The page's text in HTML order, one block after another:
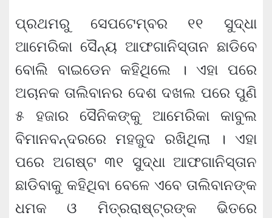
ପ୍ରଥମରୁ ସେପଟେମ୍ବର ୧୧ ସୁଦ୍ଧା
ଆମେରିକା ସୈନ୍ୟ ଆଫଗାନିସ୍ତାନ ଛାଡିବେ
ବୋଲି ବାଇଡେନ କହିଥିଲେ । ଏହା ପରେ
ଅଚାନକ ତାଲିବାନର ଦେଶ ଦଖଲ ପରେ ପୁଣି
୫ ହଜାର ସୈନିକଙ୍କୁ ଆମେରିକା କାବୁଲ
ବିମାନବନ୍ଦରରେ ମହଜୁଦ ରଖିଥିଲା । ଏହା
ପରେ ଅଗଷ୍ଟ ୩୧ ସୁଦ୍ଧା ଆଫଗାନିସ୍ତାନ
ଛାଡିବାକୁ କହିଥିବା ବେଳେ ଏବେ ତାଲିବାନଙ୍କ
ଧମକ ଓ ମିତ୍ରରାଷ୍ଟ୍ରଙ୍କ ଭିତରେ